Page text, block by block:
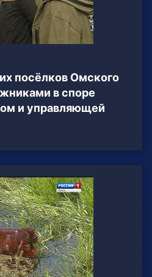
посёлков Омского
в споре
и управляющей